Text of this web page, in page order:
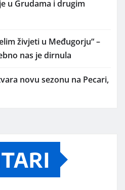
u Grudama i drugim
živjeti u Međugorju“ –
nas je dirnula
novu sezonu na Pecari,